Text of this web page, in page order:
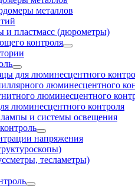
металлов
и пластмасс (дюрометры)
контроля
для люминесцентного
люминесцентного
люминесцентного
люминесцентного контроля
и системы освещения
напряжения
тесламетры)